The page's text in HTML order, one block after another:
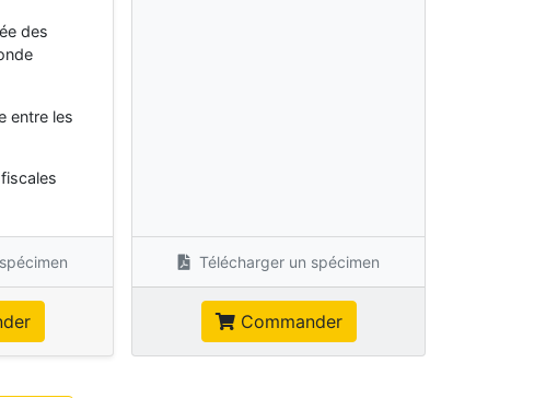
des
entre les
Télécharger un spécimen
Commander